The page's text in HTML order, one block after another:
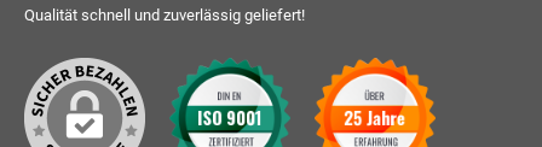
Qualität schnell und zuverlässig geliefert!